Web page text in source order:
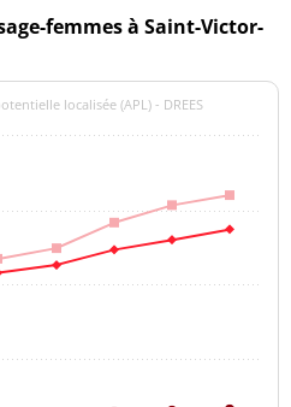
femmes à Saint-Victor-
localisée (APL) - DREES